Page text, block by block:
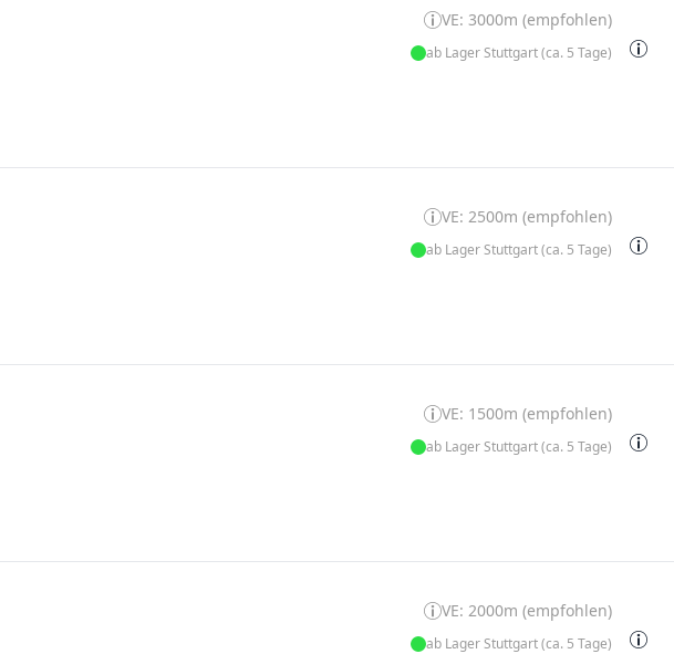
VE: 3000m (empfohlen)
ab Lager Stuttgart (ca. 5 Tage)
VE: 2500m (empfohlen)
ab Lager Stuttgart (ca. 5 Tage)
VE: 1500m (empfohlen)
ab Lager Stuttgart (ca. 5 Tage)
VE: 2000m (empfohlen)
ab Lager Stuttgart (ca. 5 Tage)